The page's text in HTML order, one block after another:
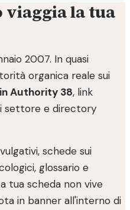
viaggia la tua
2007. In quasi
organica reale sui
Authority 38, link
settore e directory
schede sui
glossario e
tua scheda non vive
in banner all'interno di